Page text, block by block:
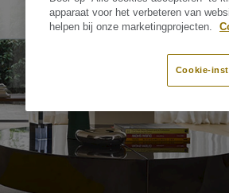
apparaat voor het verbeteren van
helpen bij onze marketingprojecten.
Cookie-